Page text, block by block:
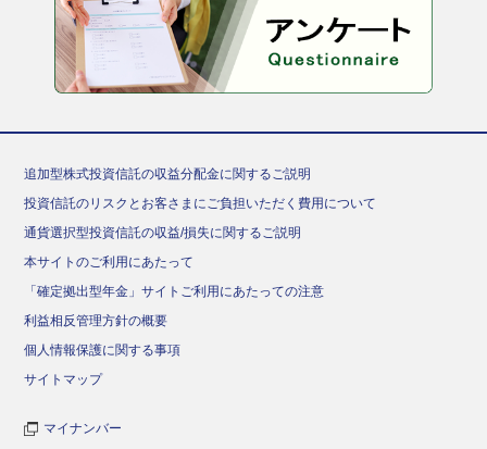
追加型株式投資信託の収益分配金に関するご説明
投資信託のリスクとお客さまにご負担いただく費用について
通貨選択型投資信託の収益/損失に関するご説明
本サイトのご利用にあたって
「確定拠出型年金」サイトご利用にあたっての注意
利益相反管理方針の概要
個人情報保護に関する事項
サイトマップ
マイナンバー